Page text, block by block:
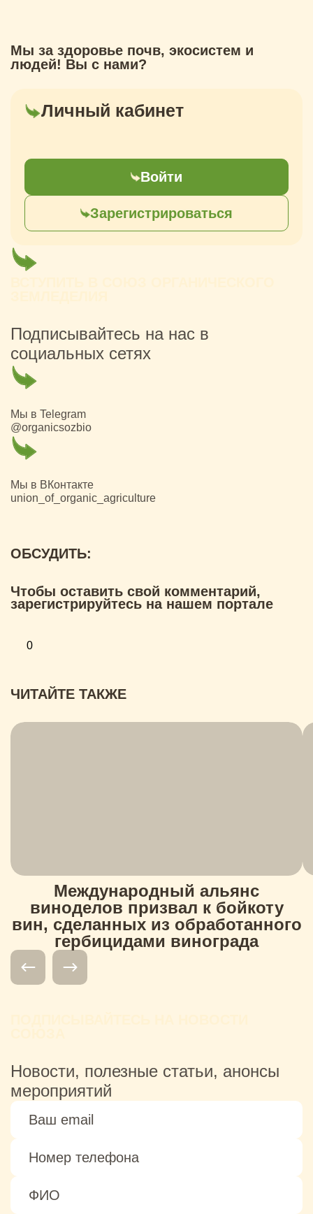
Мы за здоровье почв, экосистем и
людей! Вы с нами?
Личный кабинет
Войти
Зарегистрироваться
Подписывайтесь на нас в
социальных сетях
Мы в Telegram
@organicsozbio
Мы в ВКонтакте
union_of_organic_agriculture
ОБСУДИТЬ:
Чтобы оставить свой комментарий,
зарегистрируйтесь на нашем портале
0
ЧИТАЙТЕ ТАКЖЕ
Международный альянс
виноделов призвал к бойкоту
вин, сделанных из обработанного
гербицидами винограда
Новости, полезные статьи, анонсы
мероприятий